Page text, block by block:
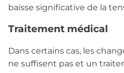
baisse significative de la
Traitement médical
Dans certains cas, les
ne suffisent pas et un